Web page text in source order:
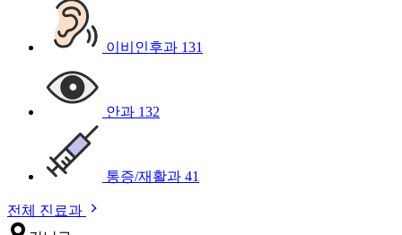
이비인후과 131
안과 132
통증/재활과 41
전체 진료과